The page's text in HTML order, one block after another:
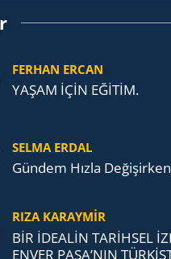
FERHAN ERCAN
YAŞAM İÇİN EĞİTİM.
SELMA ERDAL
Gündem Hızla Değişirken
RIZA KARAYMIR
BİR İDEALİN TARİHSEL
ENVER PAŞA’NIN